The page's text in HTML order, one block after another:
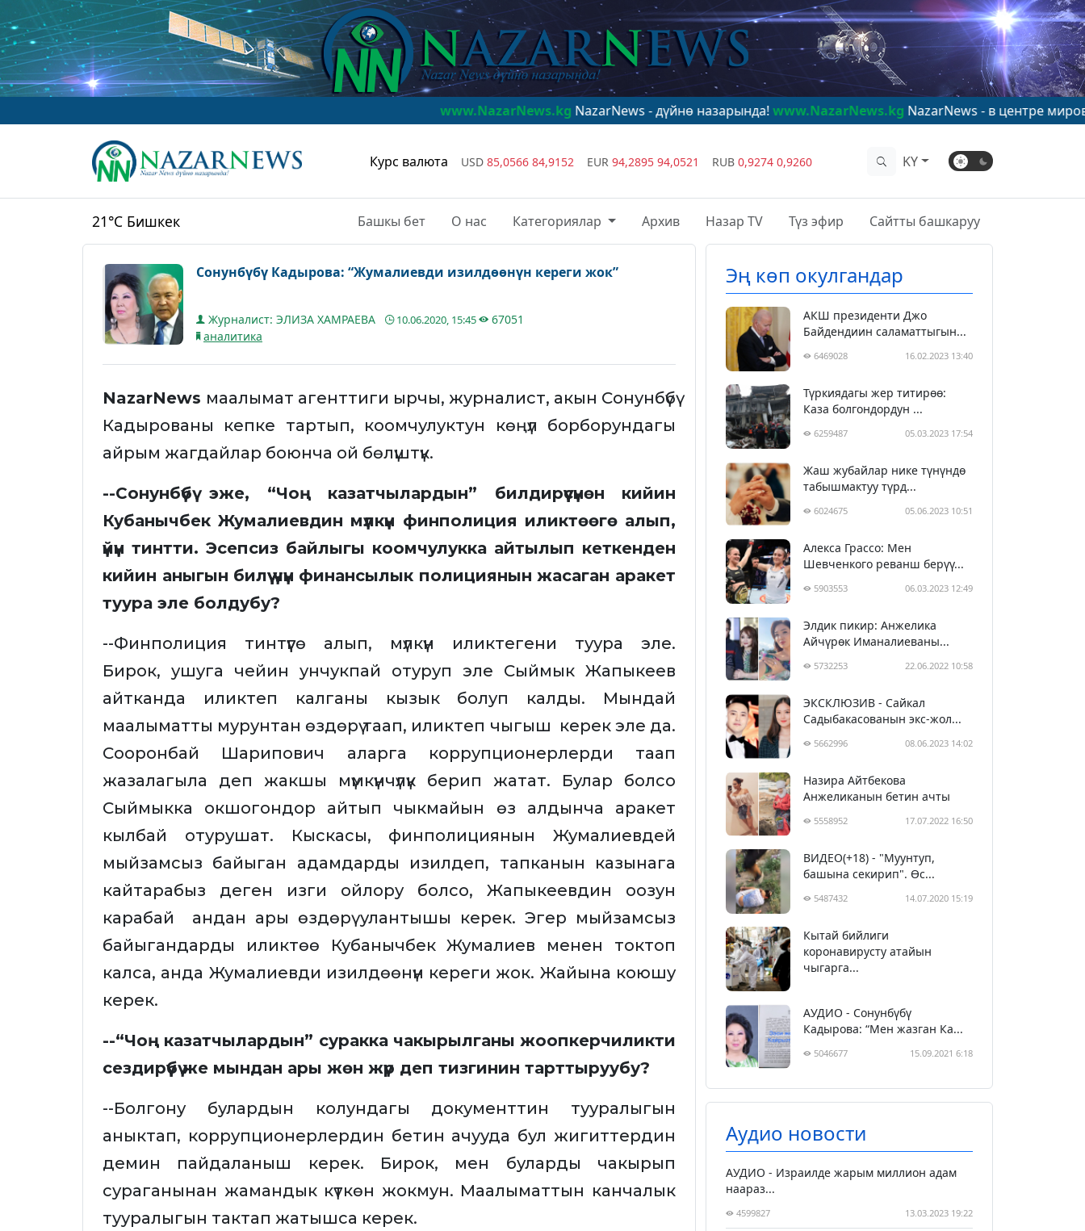
www.NazarNews.kgNazarNews - дүйнө назарында!www.NazarNews.kgNazarNews - в центре мирового
Курс валюта USD 85,0566 84,9152 EUR 94,2895 94,0521 RUB 0,9274 0,9260 KY
21°C Бишкек Башкы бет О нас Категориялар Архив Назар TV Түз эфир Сайтты башкаруу
Сонунбүбү Кадырова: “Жумалиевди изилдөөнүн кереги жок”
Журналист: ЭЛИЗА ХАМРАЕВА 10.06.2020, 15:45
67051
аналитика
NazarNews маалымат агенттиги ырчы, журналист, акын Сонунбүбү
Кадырованы кепке тартып, коомчулуктун көңүл борборундагы
айрым жагдайлар боюнча ой бөлүштүк.
--Сонунбүбү эже, “Чоң казатчылардын” билдирүүсүнөн кийин
Кубанычбек Жумалиевдин мүлкүн финполиция иликтөөгө алып,
үйүн тинтти. Эсепсиз байлыгы коомчулукка айтылып кеткенден
кийин аныгын билүү үчүн финансылык полициянын жасаган аракет
туура эле болдубу?
--Финполиция тинтүүгө алып, мүлкүн иликтегени туура эле.
Бирок, ушуга чейин унчукпай отуруп эле Сыймык Жапыкеев
айтканда иликтеп калганы кызык болуп калды. Мындай
маалыматты мурунтан өздөрү таап, иликтеп чыгыш керек эле да.
Сооронбай Шарипович аларга коррупционерлерди таап
жазалагыла деп жакшы мүмкүнчүлүк берип жатат. Булар болсо
Сыймыкка окшогондор айтып чыкмайын өз алдынча аракет
кылбай отурушат. Кыскасы, финполициянын Жумалиевдей
мыйзамсыз байыган адамдарды изилдеп, тапканын казынага
кайтарабыз деген изги ойлору болсо, Жапыкеевдин оозун
карабай андан ары өздөрү улантышы керек. Эгер мыйзамсыз
байыгандарды иликтөө Кубанычбек Жумалиев менен токтоп
калса, анда Жумалиевди изилдөөнүн кереги жок. Жайына коюшу
керек.
--“Чоң казатчылардын” суракка чакырылганы жоопкерчиликти
сездирүүбү же мындан ары жөн жүр деп тизгинин тарттыруубу?
--Болгону булардын колундагы документтин тууралыгын
аныктап, коррупционерлердин бетин ачууда бул жигиттердин
демин пайдаланыш керек. Бирок, мен буларды чакырып
сураганынан жамандык күткөн жокмун. Маалыматтын канчалык
тууралыгын тактап жатышса керек.
Эң көп окулгандар
АКШ президенти Джо
Байдендиин саламаттыгын...
6469028 16.02.2023 13:40
Түркиядагы жер титирөө:
Каза болгондордун ...
6259487 05.03.2023 17:54
Жаш жубайлар нике түнүндө
табышмактуу түрд...
6024675 05.06.2023 10:51
Алекса Грассо: Мен
Шевченкого реванш берүү...
5903553 06.03.2023 12:49
Элдик пикир: Анжелика
Айчүрөк Иманалиеваны...
5732253 22.06.2022 10:58
ЭКСКЛЮЗИВ - Сайкал
Садыбакасованын экс-жол...
5662996 08.06.2023 14:02
Назира Айтбекова
Анжеликанын бетин ачты
5558952 17.07.2022 16:50
ВИДЕО(+18) - "Муунтуп,
башына секирип". Өс...
5487432 14.07.2020 15:19
Кытай бийлиги
коронавирусту атайын
чыгарга...
АУДИО - Сонунбүбү
Кадырова: “Мен жазган Ка...
5046677 15.09.2021 6:18
Аудио новости
АУДИО - Израилде жарым миллион адам
наараз...
4599827 13.03.2023 19:22